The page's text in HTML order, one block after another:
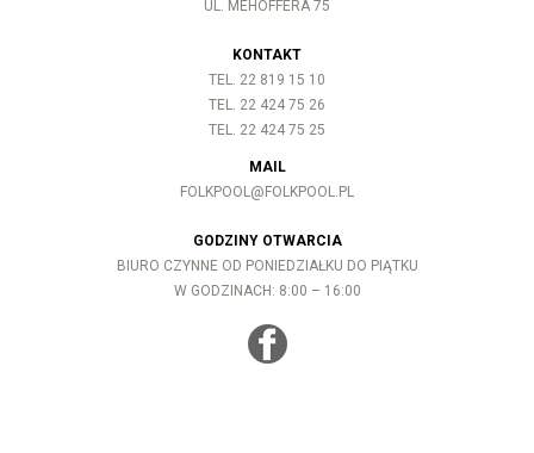
UL. MEHOFFERA 75
KONTAKT
TEL. 22 819 15 10
TEL. 22 424 75 26
TEL. 22 424 75 25
MAIL
FOLKPOOL@FOLKPOOL.PL
GODZINY OTWARCIA
BIURO CZYNNE OD PONIEDZIAŁKU DO PIĄTKU
W GODZINACH: 8:00 – 16:00